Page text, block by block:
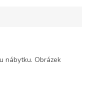
nábytku. Obrázek